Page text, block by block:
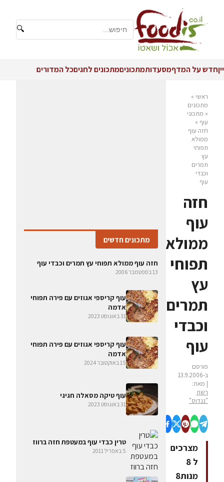
🔍
ייןחדש על המדףמסעדותמתכוניםמתכונים לחגיםכל המדורים
ראשי »
מתכונים
» מתכוני
עוף »
חזה עוף
ממולא
תפוחי
עץ
תמרים
וכבדי
עוף
חזה
עוף
ממולא
תפוחי
עץ
תמרים
וכבדי
עוף
פורסם
ב-13.9.2006
| מאת:
רשת
"ננדוס"
מצרכים
ל 8
מנות8
מתכונים חדשים
חזה עוף ממולא תפוחי עץ תמרים וכבדי עוף
13 בספטמבר 2006
עוף קריספי אגוזים עם פירה תפוחי
אדמה
31 באוגוסט 2023
עוף קריספי אגוזים עם פירה תפוחי
אדמה
15 באוקטובר 2024
עוף טיקה מסאלה חגיגי
31 באוגוסט 2023
טרין כבדי עוף במעטפת חזה ברווז
5 באפריל 2011